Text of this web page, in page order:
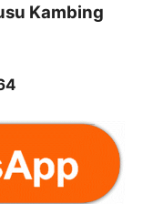
Kambing